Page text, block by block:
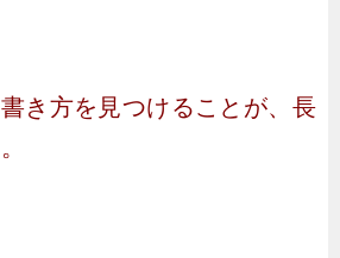
き方を見つけることが、長